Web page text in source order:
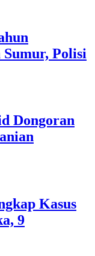
Polisi
Dongoran
Kasus
9